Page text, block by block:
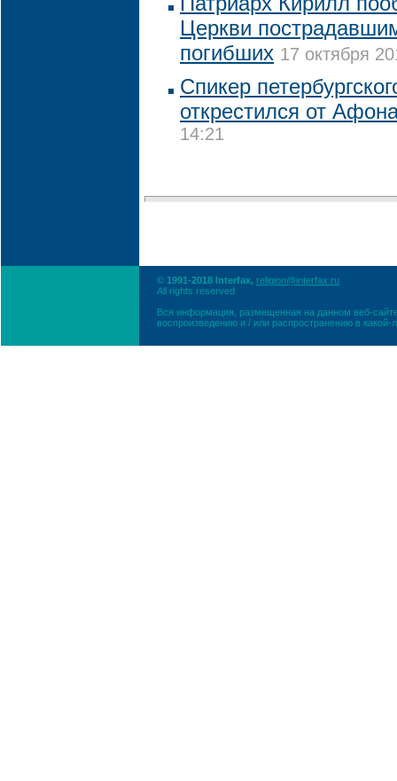
Церкви
погибших 17 октября
Спикер
открестился от
14:21
© 1991-2018 Interfax, religion@interfax.ru
All rights reserved
Вся информация, размещенная на данном веб-
воспроизведению и / или распространению в